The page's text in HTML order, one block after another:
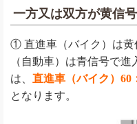
一方又は双方が黄信
① 直進車（バイク）は黄
（自動車）は青信号で
は、 直進車（バイク）60
となります。